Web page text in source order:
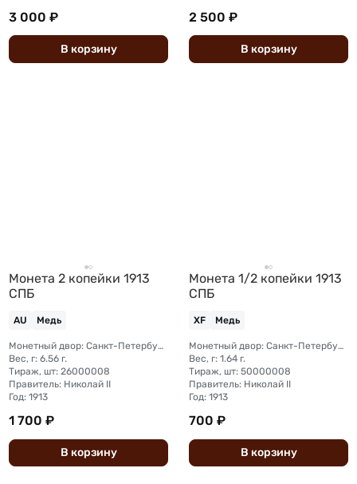
3 000 ₽
В корзину
2 500 ₽
В корзину
Монета 2 копейки 1913
СПБ
AU Медь
Монетный двор: Санкт-Петербургский монетный двор
Вес, г: 6.56 г.
Тираж, шт: 26000008
Правитель: Николай II
Год: 1913
1 700 ₽
В корзину
Монета 1/2 копейки 1913
СПБ
XF Медь
Монетный двор: Санкт-Петербургский монетный двор
Вес, г: 1.64 г.
Тираж, шт: 50000008
Правитель: Николай II
Год: 1913
700 ₽
В корзину